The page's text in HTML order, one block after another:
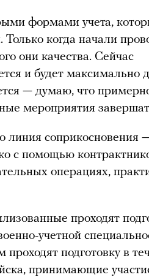
формами учета,
когда начали
они качества. Сейчас
и будет максимально
— думаю, что
мероприятия
линия соприкосновения
с помощью
операциях,
проходят
учетной
проходят подготовку в
принимающие